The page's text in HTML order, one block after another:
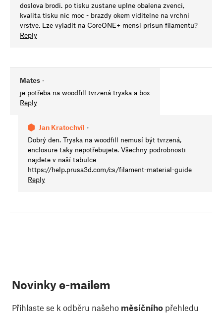
doslova brodi. po tisku zustane uplne obalena zvenci,
kvalita tisku nic moc - brazdy okem viditelne na vrchni
vrstve. Lze vyladit na CoreONE+ mensi prisun filamentu?
Reply
Mates •
je potřeba na woodfill tvrzená tryska a box
Reply
Jan Kratochvíl •
Dobrý den. Tryska na woodfill nemusí být tvrzená,
enclosure taky nepotřebujete. Všechny podrobnosti
najdete v naší tabulce
https://help.prusa3d.com/cs/filament-material-guide
Reply
Novinky e-mailem
Přihlaste se k odběru našeho měsíčního přehledu